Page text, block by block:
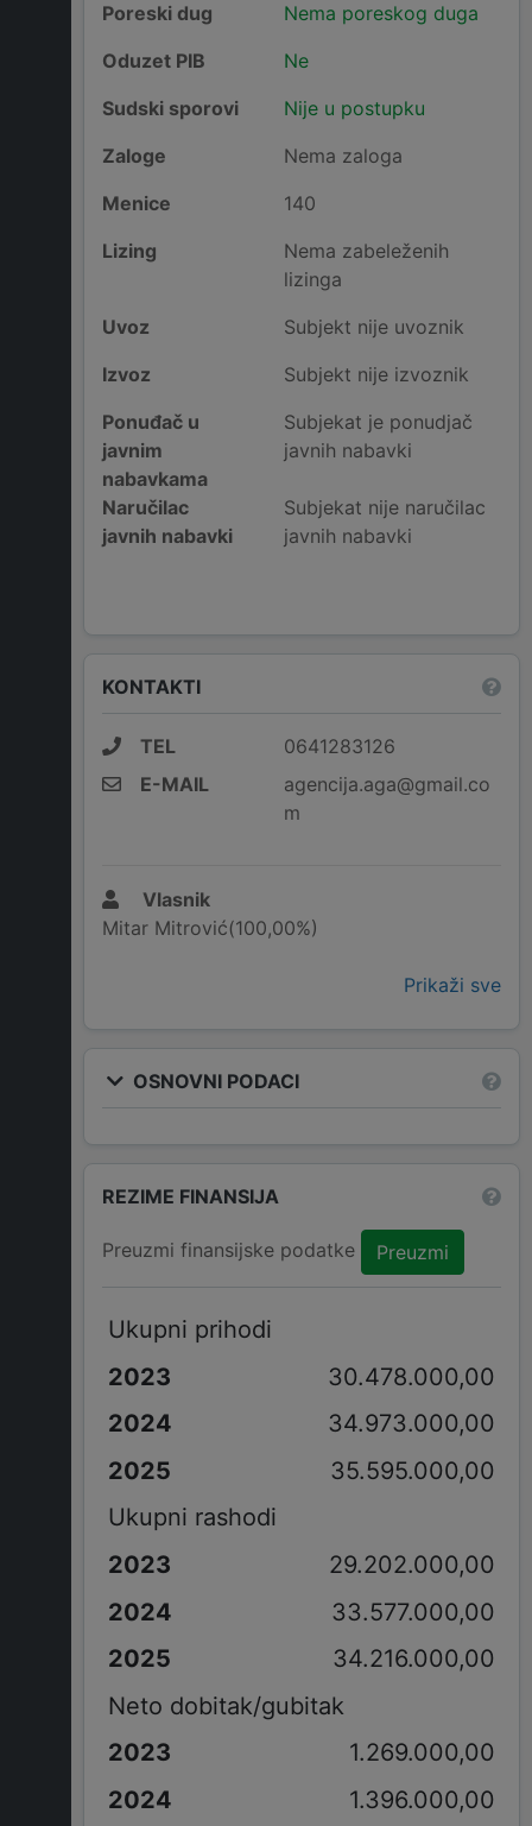
Poreski dug
Nema poreskog duga
Oduzet PIB
Ne
Sudski sporovi
Nije u postupku
Zaloge
Nema zaloga
Menice
140
Lizing
Nema zabeleženih
lizinga
Uvoz
Subjekt nije uvoznik
Izvoz
Subjekt nije izvoznik
Ponuđač u
javnim
nabavkama
Subjekat je ponudjač
javnih nabavki
Naručilac
javnih nabavki
Subjekat nije naručilac
javnih nabavki
KONTAKTI
TEL
0641283126
E-MAIL
agencija.aga@gmail.co
m
Vlasnik
Mitar Mitrović(100,00%)
Prikaži sve
OSNOVNI PODACI
REZIME FINANSIJA
Preuzmi finansijske podatke Preuzmi
Ukupni prihodi
30.478.000,00
34.973.000,00
35.595.000,00
Ukupni rashodi
29.202.000,00
33.577.000,00
34.216.000,00
Neto dobitak/gubitak
1.269.000,00
1.396.000,00